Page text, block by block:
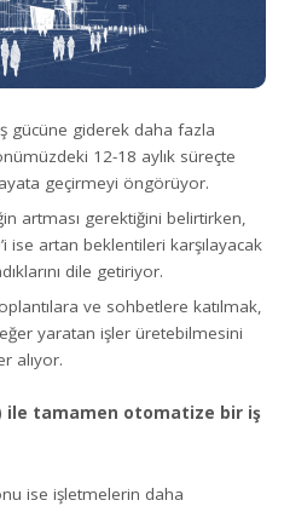
gücüne giderek daha fazla
12-18 aylık süreçte
geçirmeyi öngörüyor.
artması gerektiğini belirtirken,
ise artan beklentileri karşılayacak
dile getiriyor.
ve sohbetlere katılmak,
yaratan işler üretebilmesini
alıyor.
ile tamamen otomatize bir iş
ise işletmelerin daha